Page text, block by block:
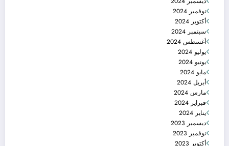
نوفمبر 2024
أكتوبر 2024
سبتمبر 2024
أغسطس 2024
يوليو 2024
يونيو 2024
مايو 2024
أبريل 2024
مارس 2024
فبراير 2024
يناير 2024
ديسمبر 2023
نوفمبر 2023
أكتوبر 2023